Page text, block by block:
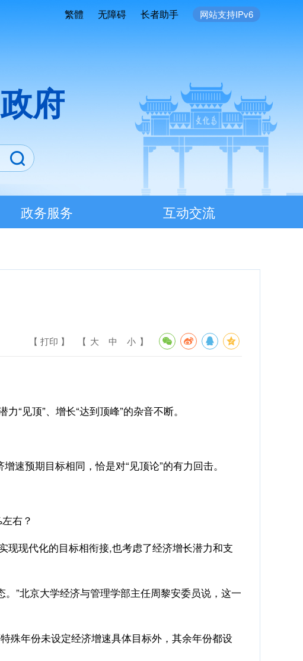
繁體 无障碍 长者助手 网站支持IPv6
府
政务服务 互动交流
【 打印 】 【 大 中 小 】
见顶”、增长“达到顶峰”的杂音不断。
预期目标相同，恰是对“见顶论”的有力回击。
右？
现代化的目标相衔接,也考虑了经济增长潜力和支
”北京大学经济与管理学部主任周黎安委员说，这一
年份未设定经济增速具体目标外，其余年份都设